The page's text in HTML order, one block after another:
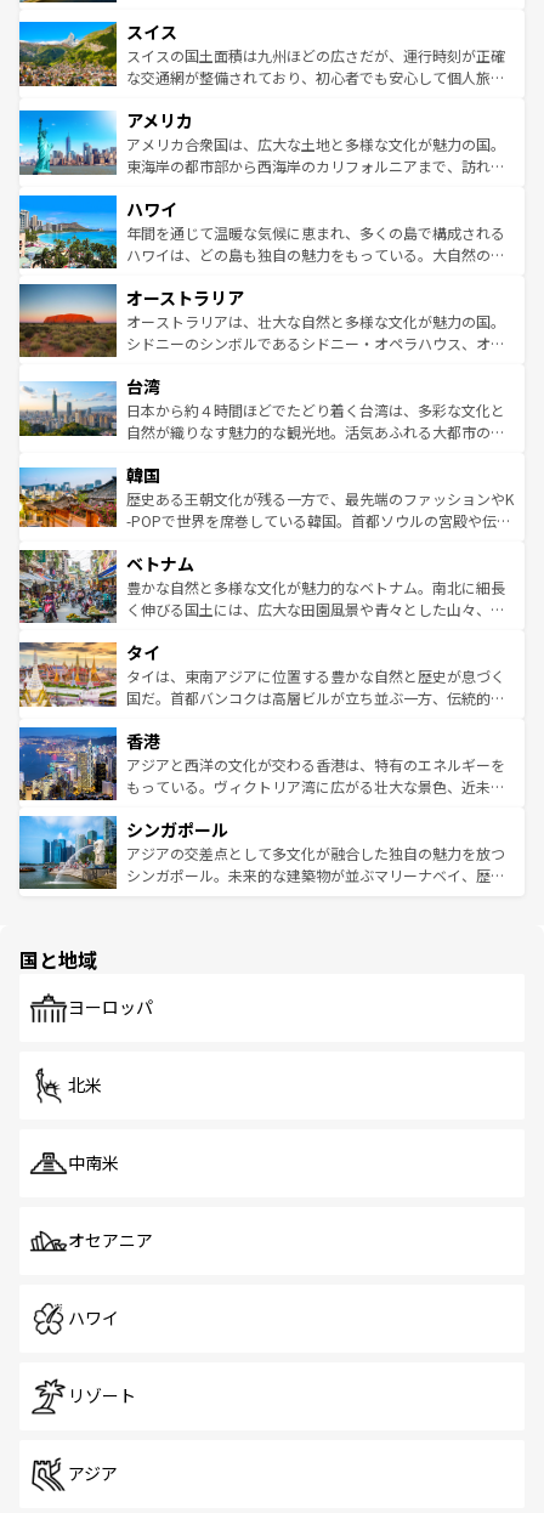
れる地方に足を運ぶとそれぞれで全く異なる文化を体験で
きるだろう。 なお、新着のフランス情報はコンテンツ一覧
を参照してほしい。
は、お酒好きな人にはぜひ体験してほしい。 なお、新着の
ドイツ情報はコンテンツ一覧を参照してほしい。
リアごとに異なる魅力がある。また、優雅なアフタヌーン
ティー、ビール好きにはたまらない英国パブ、サッカー観
戦など、本場だからこそできる体験も豊富。イギリスを旅
ンツ一覧を参照してほしい。
スイス
スイスの国土面積は九州ほどの広さだが、運行時刻が正確
な交通網が整備されており、初心者でも安心して個人旅行
の建物がそのまま残る町や、スイスならではのユニークな
博物館もあり、アルプス観光だけでなく町歩きも満喫する
ことができる。国民の所得が高いため物価も高いが、旅行
ば市内交通費無料で観光を楽しむこともできる。 なお、新
着のスイス情報はコンテンツ一覧 を参照してほしい。
アメリカ
アメリカ合衆国は、広大な土地と多様な文化が魅力の国。
東海岸の都市部から西海岸のカリフォルニアまで、訪れる
のような巨大都市は、観光、ショッピング、エンターテイ
ンメントが詰まった刺激的なスポットだ。一方、アメリカ
西部には大自然が広がり、グランドキャニオンやイエロー
部のニューオーリンズでは、音楽と美食が融合した独特の
文化が魅力。旅行者はアメリカの各地域で異なる魅力を楽
しみながら、その多様性と豊かな歴史を感じることができ
ならではの贅沢な旅のスタイルだ。 なお、新着のアメリカ
情報はコンテンツ一覧を参照してほしい。
ハワイ
年間を通じて温暖な気候に恵まれ、多くの島で構成される
ハワイは、どの島も独自の魅力をもっている。大自然の神
ワイ島は見逃せない。また、定番の観光地といえばオアフ
島だが、静かな自然を求めるならマウイ島やカウアイ島が
おすすめ。エメラルドグリーンに輝く海をはじめ、豊かな
れるおもてなしの心で訪れる人々を迎えてくれるハワイの
人々、おいしいローカルフードやハワイアンミュージッ
ク、伝統的なフラダンスなど、すべてがハワイの魅力を彩
ワイを、存分に味わってほしい。 なお、新着のハワイ情報
はコンテンツ一覧を参照してほしい。
オーストラリア
オーストラリアは、壮大な自然と多様な文化が魅力の国。
シドニーのシンボルであるシドニー・オペラハウス、オー
リアリーフや大陸中央部にそびえるウルル（エアーズロッ
ク）、タスマニアの美しい原生林やケアンズの熱帯雨林な
ど、見どころがたくさん。また、カフェやワイン、オージ
いる。アクティビティも充実しており、サーフィンやダイ
ビング、ハイキングなど、アウトドア好きにはたまらな
い。オーストラリアの多彩な魅力を存分に味わいつくそ
参照してほしい。
台湾
日本から約４時間ほどでたどり着く台湾は、多彩な文化と
自然が織りなす魅力的な観光地。活気あふれる大都市の台
ン）、静ひつな山岳地帯である台湾東部など、都市の喧騒
と山間の静けさが共存しており、訪れる人に新しい発見と
驚きをもたらしてくれる。また、奥深い台湾の食文化も魅
容にもいいと評判のスイーツなど、バラエティ豊かな料理
が味わえる。 なお、新着の台湾情報は コンテンツ一覧を参
照してほしい。
韓国
歴史ある王朝文化が残る一方で、最先端のファッションやK
-POPで世界を席巻している韓国。首都ソウルの宮殿や伝統
き、地方に足を延ばせば四季折々の自然美を楽しむことが
できる。そして、キムチや焼肉、絶品のストリートフード
まで、さまざまな韓国料理が待っている。夜には、韓国な
リティに包まれながら、韓国の多彩な魅力を心ゆくまで味
わってみてほしい。 なお、新着の韓国情報はコンテンツ一
覧を参照してほしい。
ベトナム
豊かな自然と多様な文化が魅力的なベトナム。南北に細長
く伸びる国土には、広大な田園風景や青々とした山々、世
急速な発展と共に伝統が息づく。ハノイの古い町並みやホ
ーチミン市のフランス統治時代の建物も、独特の雰囲気を
醸し出している。また、バラエティの豊かさとおいしさで
とつ。フォーやバインミー、ベトナムコーヒーなどは、ぜ
ひ現地で味わいたい。どの地域を訪れてもあたたかい人々
が旅行者を迎えてくれるので、きっと忘れられない旅にな
参照してほしい。
タイ
タイは、東南アジアに位置する豊かな自然と歴史が息づく
国だ。首都バンコクは高層ビルが立ち並ぶ一方、伝統的な
の活気が交差している。北部ではチェンマイなどの山岳地
帯で自然と触れ合い、南部ではプーケットやクラビの美し
いビーチでリゾート気分を楽しむことができる。タイ料理
激する。気候は一年中温暖で、どの季節にも異なる楽しみ
が待っている。親しみやすいタイの人々、仏教を中心とし
た文化、そして多様な観光資源が、訪れる旅人を魅了し続
香港
アジアと西洋の文化が交わる香港は、特有のエネルギーを
もっている。ヴィクトリア湾に広がる壮大な景色、近未来
み、どこを訪れても感動するはず。観光スポットが密集し
ており、効率よく見どころを回れるのも魅力。息をのむよ
うな絶景から文化的な体験まで、香港を存分に楽しみ尽く
シンガポール
アジアの交差点として多文化が融合した独自の魅力を放つ
シンガポール。未来的な建築物が並ぶマリーナベイ、歴史
で、ホーカーズは地元の風情を楽しめる外せないスポット
国と地域
ヨーロッパ
北米
中南米
オセアニア
ハワイ
リゾート
アジア